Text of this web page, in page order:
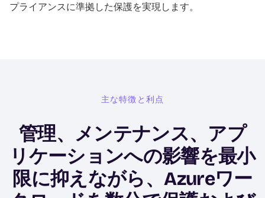
プライアンスに準拠した保護を実現します。
主な特徴と利点
管理、メンテナンス、アプ
リケーションへの影響を最小
限に抑えながら、Azureワー